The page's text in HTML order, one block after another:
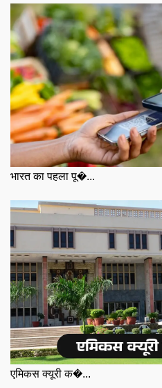
भारत का पहला पू�...
एमिकस क्यूरी क�...